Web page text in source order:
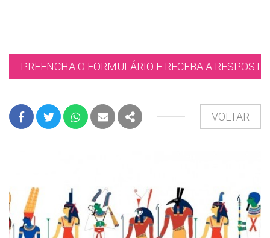
PREENCHA O FORMULÁRIO E RECEBA A
FACEBOOK
TWITTERWHATSAPP
E-MAILPARTILHAR
VOLTAR